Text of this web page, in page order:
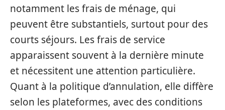
notamment les frais de ménage, qui
peuvent être substantiels, surtout pour des
courts séjours. Les frais de service
apparaissent souvent à la dernière minute
et nécessitent une attention particulière.
Quant à la politique d’annulation, elle diffère
selon les plateformes, avec des conditions